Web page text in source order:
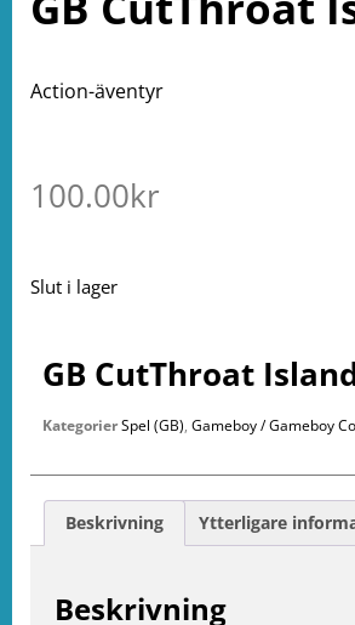
Action-äventyr
100.00kr
Slut i lager
GB CutThroat
KategorierSpel (GB), Gameboy / Gameboy
Beskrivning Ytterligare
Beskrivning